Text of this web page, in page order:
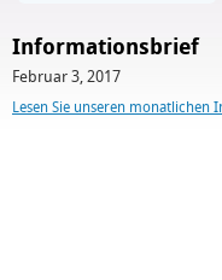
Informationsbrief
Februar 3, 2017
Lesen Sie unseren